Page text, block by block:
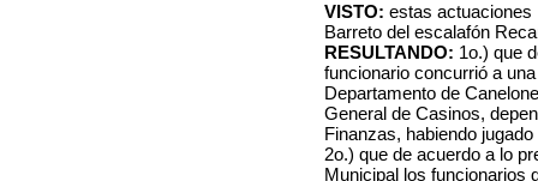
VISTO: estas actuaciones
Barreto del escalafón
RESULTANDO: 1o.) que
funcionario concurrió a
Departamento de
General de Casinos,
Finanzas, habiendo
2o.) que de acuerdo a lo
Municipal los funcionarios